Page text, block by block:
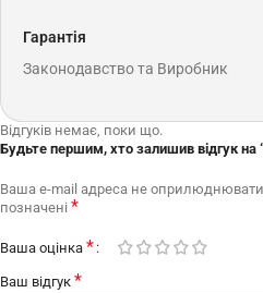
Гарантія
Законодавство та Виробник
Відгуків немає, поки що.
Будьте першим, хто залишив відгук на
Ваша e-mail адреса не
позначені *
Ваша оцінка *
Ваш відгук *